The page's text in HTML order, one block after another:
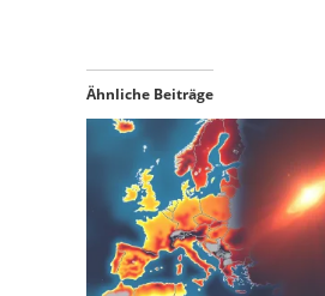
Ähnliche Beiträge